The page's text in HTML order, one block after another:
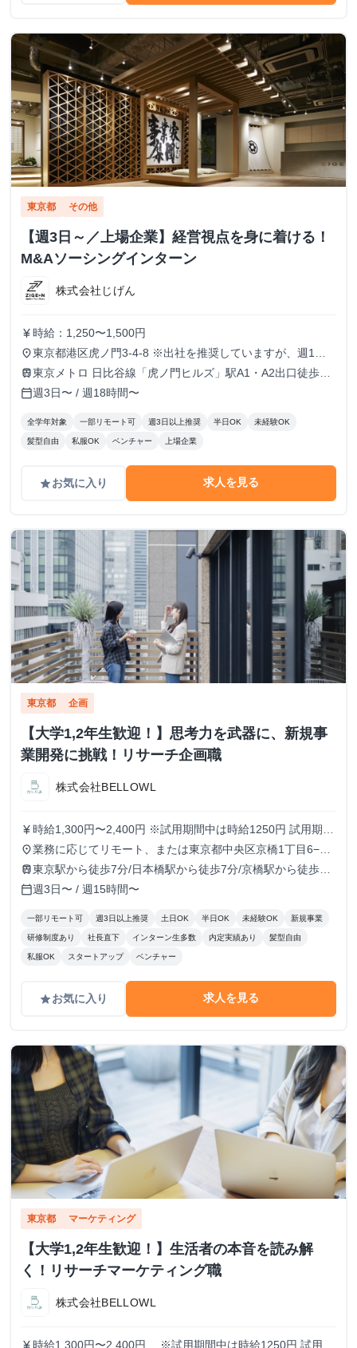
東京都 その他
【週3日～／上場企業】経営視点を身に着ける！
M&Aソーシングインターン
株式会社じげん
currency_yen 時給：1,250〜1,500円
place東京都港区虎ノ門3-4-8 ※出社を推奨していますが、週1で
の出社も可。（それ以外も応相談）
train東京メトロ 日比谷線「虎ノ門ヒルズ」駅A1・A2出口徒歩3
分
calendar_today週3日〜 / 週18時間〜
全学年対象 一部リモート可 週3日以上推奨 半日OK 未経験OK
髪型自由 私服OK ベンチャー 上場企業
gradeお気に入り 求人を見る
東京都 企画
【大学1,2年生歓迎！】思考力を武器に、新規事
業開発に挑戦！リサーチ企画職
株式会社BELLOWL
currency_yen 時給1,300円〜2,400円 ※試用期間中は時給1250円 試用期
間：3ヶ月〜6ヶ月（3ヶ月ごとに双方意思確認の上、契約を
更新）
place業務に応じてリモート、または東京都中央区京橋1丁目6−13
VORT京橋II 9Fのオフィスにて勤務
train東京駅から徒歩7分/日本橋駅から徒歩7分/京橋駅から徒歩5
分/宝町駅から徒歩8分
calendar_today週3日〜 / 週15時間〜
一部リモート可 週3日以上推奨 土日OK 半日OK 未経験OK 新規事業
研修制度あり 社長直下 インターン生多数 内定実績あり 髪型自由
私服OK スタートアップ ベンチャー
gradeお気に入り 求人を見る
東京都 マーケティング
【大学1,2年生歓迎！】生活者の本音を読み解
く！リサーチマーケティング職
株式会社BELLOWL
currency_yen 時給1,300円〜2,400円 ※試用期間中は時給1250円 試用期